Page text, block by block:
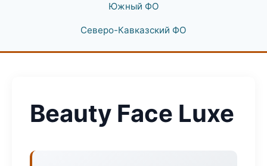
Южный ФО
Северо-Кавказский ФО
Beauty Face Luxe